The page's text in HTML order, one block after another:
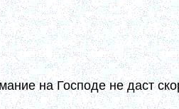
не сокращают силы,
Бывают и радования
не мешать чистому
некако под ним. (9, 154-
на Господе не даст